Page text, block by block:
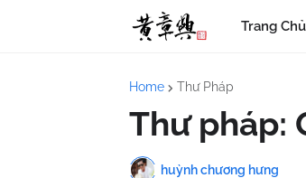
Trang Chủ
Home Thư Pháp
Thư pháp:
huỳnh chương hưng